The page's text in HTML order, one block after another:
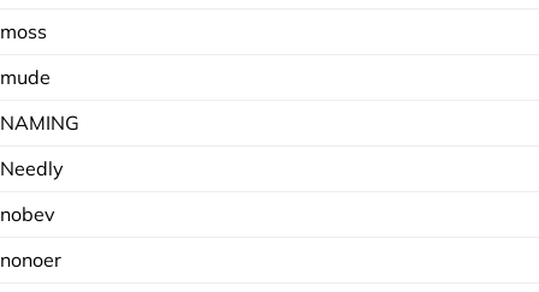
moss
mude
NAMING
Needly
nobev
nonoer